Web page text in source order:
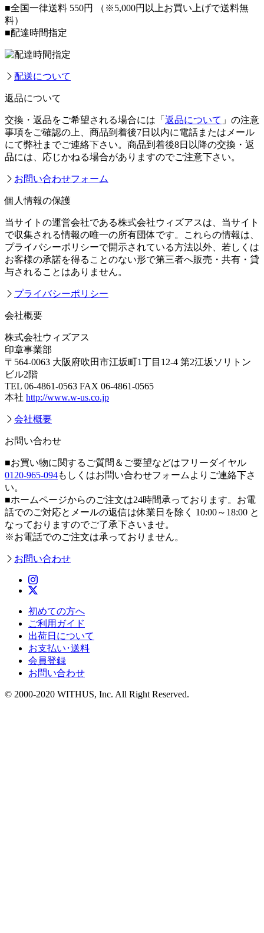
■全国一律送料 550円
（※5,000円以上お買い上げで送料無
料）
■配達時間指定
配送について
返品について
交換・返品をご希望される場合には「 返品について 」の注意
事項をご確認の上、商品到着後7日以内に電話またはメール
にて弊社までご連絡下さい。商品到着後8日以降の交換・返
品には、応じかねる場合がありますのでご注意下さい。
お問い合わせフォーム
個人情報の保護
当サイトの運営会社である株式会社ウィズアスは、当サイト
で収集される情報の唯一の所有団体です。これらの情報は、
プライバシーポリシーで開示されている方法以外、若しくは
お客様の承諾を得ることのない形で第三者へ販売・共有・貸
与されることはありません。
プライバシーポリシー
会社概要
株式会社ウィズアス
印章事業部
〒564-0063 大阪府吹田市江坂町1丁目12-4 第2江坂ソリトン
ビル2階
TEL 06-4861-0563 FAX 06-4861-0565
本社 http://www.w-us.co.jp
会社概要
お問い合わせ
■お買い物に関するご質問＆ご要望などはフリーダイヤル
0120-965-094もしくはお問い合わせフォームよりご連絡下さ
い。
■ホームページからのご注文は24時間承っております。お電
話でのご対応とメールの返信は休業日を除く 10:00～18:00 と
なっておりますのでご了承下さいませ。
※お電話でのご注文は承っておりません。
お問い合わせ
初めての方へ
ご利用ガイド
出荷日について
お支払い･送料
会員登録
お問い合わせ
© 2000-2020 WITHUS, Inc. All Right Reserved.